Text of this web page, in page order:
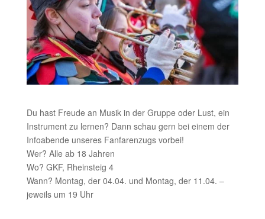
Du hast Freude an Musik in der Gruppe oder Lust, ein
Instrument zu lernen? Dann schau gern bei einem der
Infoabende unseres Fanfarenzugs vorbei!
Wer? Alle ab 18 Jahren
Wo? GKF, Rheinsteig 4
Wann? Montag, der 04.04. und Montag, der 11.04. –
jeweils um 19 Uhr